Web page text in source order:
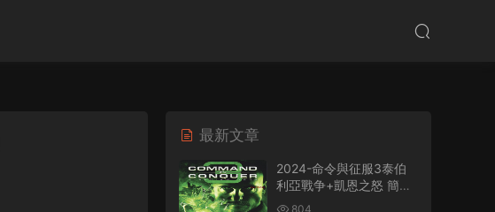
最新文章
2024-命令與征服3泰伯
利亞戰争+凱恩之怒 簡體
中文版電腦PC單機RPG遊
804